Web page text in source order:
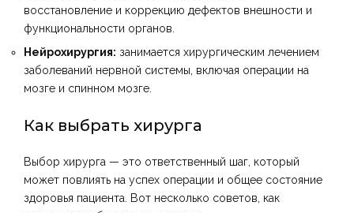
восстановление и коррекцию дефектов внешности и
функциональности органов.
Нейрохирургия: занимается хирургическим лечением
заболеваний нервной системы, включая операции на
мозге и спинном мозге.
Как выбрать хирурга
Выбор хирурга — это ответственный шаг, который
может повлиять на успех операции и общее состояние
здоровья пациента. Вот несколько советов, как